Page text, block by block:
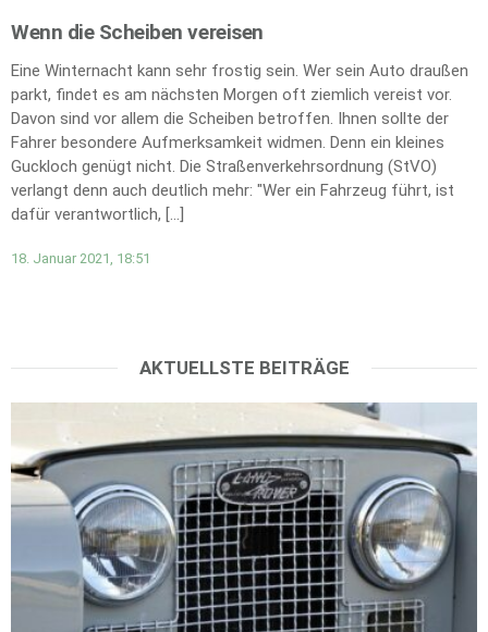
Wenn die Scheiben vereisen
Eine Winternacht kann sehr frostig sein. Wer sein Auto draußen
parkt, findet es am nächsten Morgen oft ziemlich vereist vor.
Davon sind vor allem die Scheiben betroffen. Ihnen sollte der
Fahrer besondere Aufmerksamkeit widmen. Denn ein kleines
Guckloch genügt nicht. Die Straßenverkehrsordnung (StVO)
verlangt denn auch deutlich mehr: "Wer ein Fahrzeug führt, ist
dafür verantwortlich, […]
18. Januar 2021, 18:51
AKTUELLSTE BEITRÄGE